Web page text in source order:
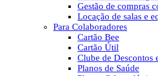
Gestão de compras
Locação de salas e
Para Colaboradores
Cartão Bee
Cartão Útil
Clube de Descontos
Planos de Saúde